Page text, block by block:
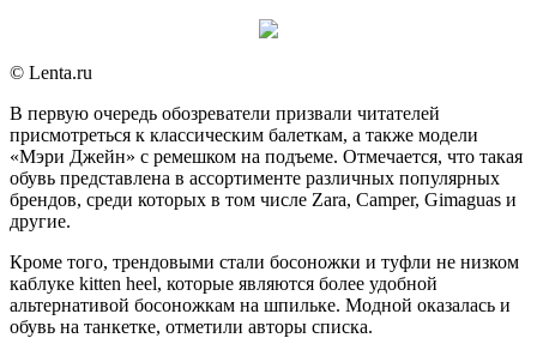
© Lenta.ru
В первую очередь обозреватели призвали читателей
присмотреться к классическим балеткам, а также модели
«Мэри Джейн» с ремешком на подъеме. Отмечается, что такая
обувь представлена в ассортименте различных популярных
брендов, среди которых в том числе Zara, Camper, Gimaguas и
другие.
Кроме того, трендовыми стали босоножки и туфли не низком
каблуке kitten heel, которые являются более удобной
альтернативой босоножкам на шпильке. Модной оказалась и
обувь на танкетке, отметили авторы списка.